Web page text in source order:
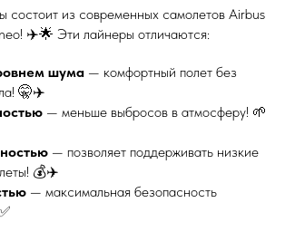
состоит из современных самолетов Airbus
✈️🌟 Эти лайнеры отличаются:
шума — комфортный полет без
🤫✈️
— меньше выбросов в атмосферу! 🌱
— позволяет поддерживать низкие
💰✈️
— максимальная безопасность